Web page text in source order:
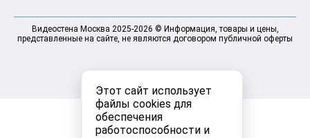
Этот сайт использует
файлы cookies для
обеспечения
работоспособности и
Видеостена Москва 2025-2026 © Информация, товары и цены,
представленные на сайте, не являются договором публичной оферты